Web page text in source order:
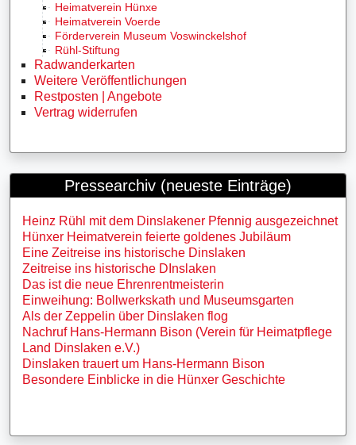
Heimatverein Hünxe
Heimatverein Voerde
Förderverein Museum Voswinckelshof
Rühl-Stiftung
Radwanderkarten
Weitere Veröffentlichungen
Restposten | Angebote
Vertrag widerrufen
Pressearchiv (neueste Einträge)
Heinz Rühl mit dem Dinslakener Pfennig ausgezeichnet
Hünxer Heimatverein feierte goldenes Jubiläum
Eine Zeitreise ins historische Dinslaken
Zeitreise ins historische DInslaken
Das ist die neue Ehrenrentmeisterin
Einweihung: Bollwerkskath und Museumsgarten
Als der Zeppelin über Dinslaken flog
Nachruf Hans-Hermann Bison (Verein für Heimatpflege
Land Dinslaken e.V.)
Dinslaken trauert um Hans-Hermann Bison
Besondere Einblicke in die Hünxer Geschichte